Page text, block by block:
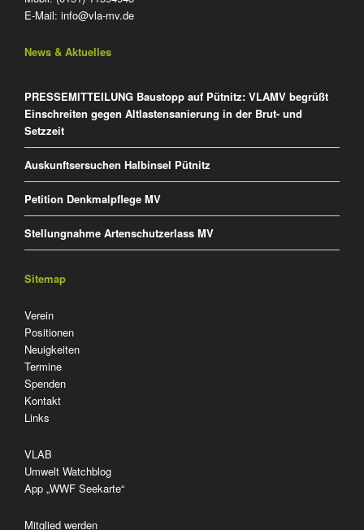
E-Mail: info@vla-mv.de
News & Aktuelles
PRESSEMITTEILUNG Baustopp auf Pütnitz: VLAMV begrüßt
Einschreiten gegen Altlastensanierung in der Brut- und
Setzzeit
Auskunftsersuchen Halbinsel Pütnitz
Petition Denkmalpflege MV
Stellungnahme Artenschutzerlass MV
Sitemap
Navigation
überspringen
Verein
Positionen
Neuigkeiten
Termine
Spenden
Kontakt
Links
VLAB
Umwelt Watchblog
App „WWF Seekarte“
Mitglied werden